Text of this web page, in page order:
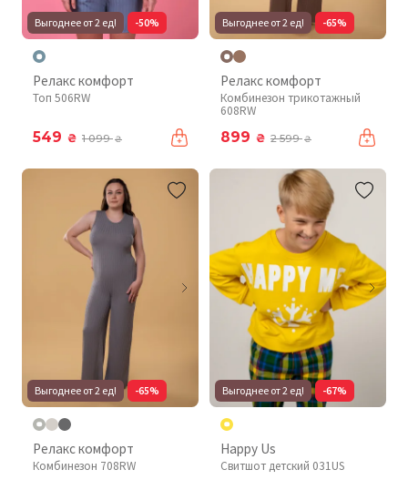
Выгоднее от 2 ед! -50%
Релакс комфорт
Топ 506RW
549 ₴ 1 099₴
Выгоднее от 2 ед! -65%
Релакс комфорт
Комбинезон трикотажный
608RW
899 ₴ 2 599₴
Выгоднее от 2 ед! -65%
Релакс комфорт
Комбинезон 708RW
Выгоднее от 2 ед! -67%
Happy Us
Свитшот детский 031US